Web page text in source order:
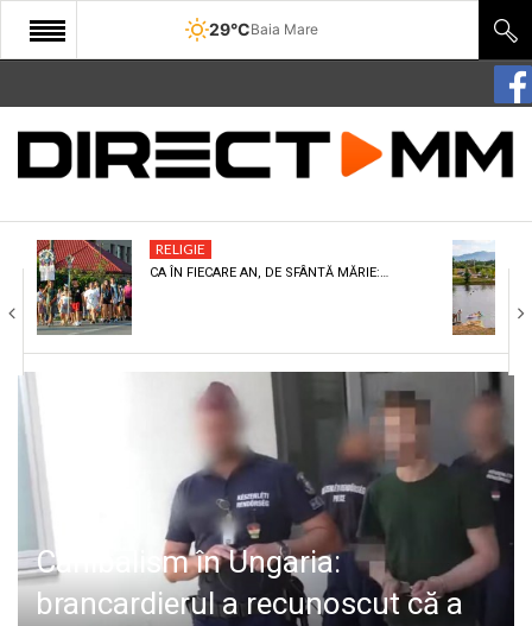
29°CBaia Mare
START
COMUNITATE
CULTURA
ECONOMIE
SANATATE
LIFE
RELIGIE
CA ÎN FIECARE AN, DE SFÂNTĂ MĂRIE:…
Canibalism în Ungaria:
brancardierul a recunoscut că a